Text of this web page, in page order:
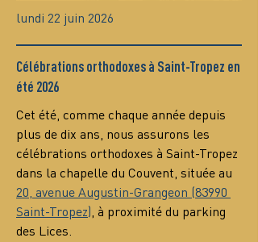
lundi 22 juin 2026
Célébrations orthodoxes à Saint-Tropez en
été 2026
Cet été, comme chaque année depuis
plus de dix ans, nous assurons les
célébrations orthodoxes à Saint-Tropez
dans la chapelle du Couvent, située au
20, avenue Augustin-Grangeon (83990
Saint-Tropez), à proximité du parking
des Lices.